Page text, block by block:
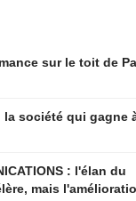
budgétaire lors
contre le "
un arrêt de la
suprême
01:34
Les États-Unis
sur le toit de
la société qui gagne
: l'élan du
mais